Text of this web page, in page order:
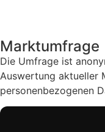
Marktumfrage
Die Umfrage ist
Auswertung aktueller
personenbezogenen